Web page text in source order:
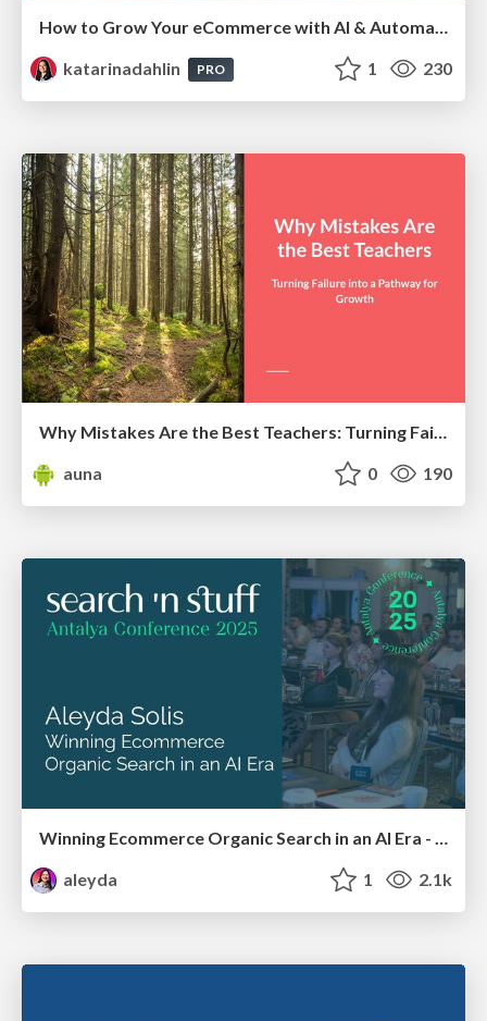
How to Grow Your eCommerce with AI & Automation
katarinadahlin
PRO 1 230
Why Mistakes Are the Best Teachers: Turning Failure into a Pathway for Growth
auna
0 190
aleyda
1 2.1k